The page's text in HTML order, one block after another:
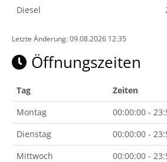
Diesel
Letzte Änderung: 09.08.2026 12:35
Öffnungszeiten
Tag
Zeiten
Montag
00:00:00 -
Dienstag
00:00:00 -
Mittwoch
00:00:00 -